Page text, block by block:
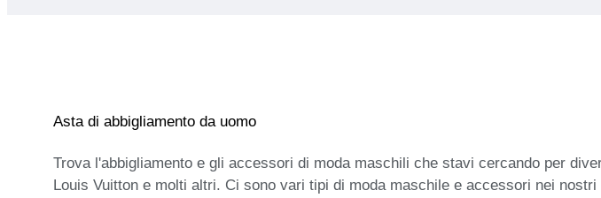
Asta di abbigliamento da uomo
Trova l'abbigliamento e gli accessori di moda maschili che stavi cercando per
Louis Vuitton e molti altri. Ci sono vari tipi di moda maschile e accessori nei